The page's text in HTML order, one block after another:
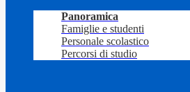
Panoramica
Famiglie e studenti
Personale scolastico
Percorsi di studio